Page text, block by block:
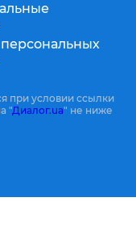
при условии ссылки
"Диалог.ua" не ниже